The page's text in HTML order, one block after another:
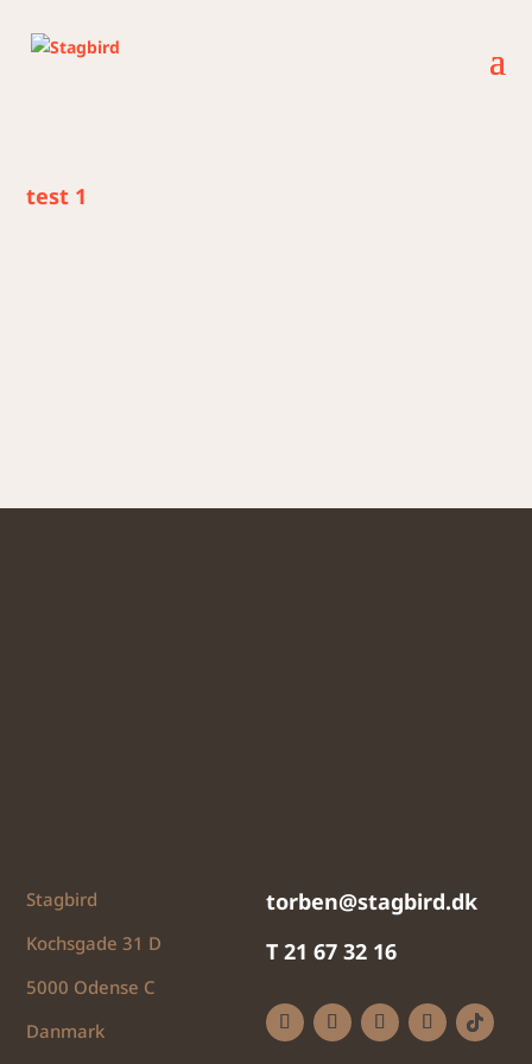
test 1
Stagbird
Kochsgade 31 D
5000 Odense C
Danmark
torben@stagbird.dk
T 21 67 32 16